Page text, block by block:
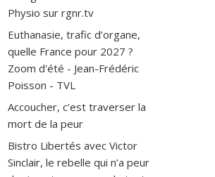
Physio sur rgnr.tv
Euthanasie, trafic d’organe,
quelle France pour 2027 ?
Zoom d'été - Jean-Frédéric
Poisson - TVL
Accoucher, c’est traverser la
mort de la peur
Bistro Libertés avec Victor
Sinclair, le rebelle qui n’a peur